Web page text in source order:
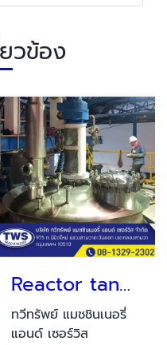
วข้อง
Reactor tank SUS 316 L.
ทวีทรัพย์ แมชชินเนอรี่
แอนด์ เซอร์วิส